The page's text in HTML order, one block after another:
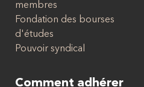
membres
Fondation des bourses
d'études
Pouvoir syndical
Comment adhérer